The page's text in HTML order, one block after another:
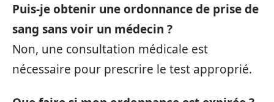
Puis-je obtenir une ordonnance de prise de
sang sans voir un médecin ?
Non, une consultation médicale est
nécessaire pour prescrire le test approprié.